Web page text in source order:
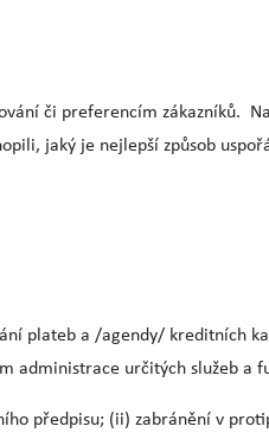
či preferencím zákazníků.
jaký je nejlepší způsob
plateb a /agendy/ kreditních
administrace určitých služeb a
předpisu; (ii) zabránění v